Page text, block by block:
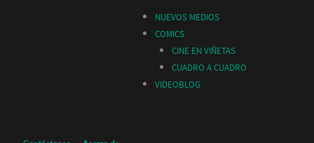
NUEVOS MEDIOS
COMICS
CINE EN VIÑETAS
CUADRO A CUADRO
VIDEOBLOG